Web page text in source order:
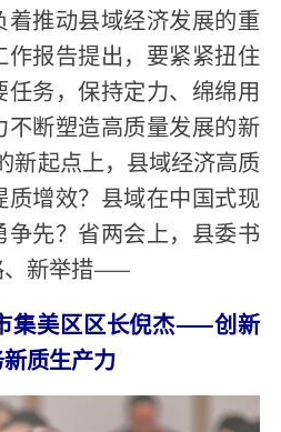
推动县域经济发展的重
报告提出，要紧紧扭住
务，保持定力、绵绵用
断塑造高质量发展的新
新起点上，县域经济高质
增效？县域在中国式现
先？省两会上，县委书
、新举措——
集美区区长倪杰——创新
质生产力